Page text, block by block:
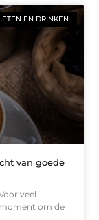
ETEN EN DRINKEN
van goede
veel
om de